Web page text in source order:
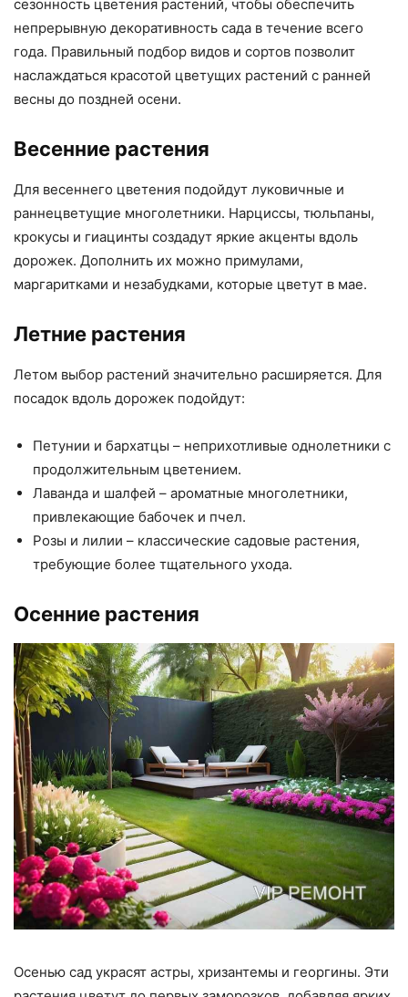
сезонность цветения растений, чтобы обеспечить
непрерывную декоративность сада в течение всего
года. Правильный подбор видов и сортов позволит
наслаждаться красотой цветущих растений с ранней
весны до поздней осени.
Весенние растения
Для весеннего цветения подойдут луковичные и
раннецветущие многолетники. Нарциссы, тюльпаны,
крокусы и гиацинты создадут яркие акценты вдоль
дорожек. Дополнить их можно примулами,
маргаритками и незабудками, которые цветут в мае.
Летние растения
Летом выбор растений значительно расширяется. Для
посадок вдоль дорожек подойдут:
Петунии и бархатцы – неприхотливые однолетники с
продолжительным цветением.
Лаванда и шалфей – ароматные многолетники,
привлекающие бабочек и пчел.
Розы и лилии – классические садовые растения,
требующие более тщательного ухода.
Осенние растения
Осенью сад украсят астры, хризантемы и георгины. Эти